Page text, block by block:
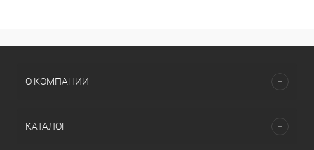
О КОМПАНИИ
КАТАЛОГ